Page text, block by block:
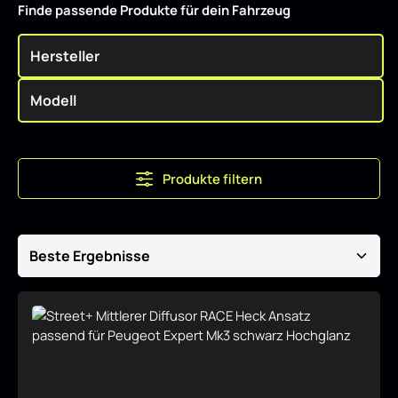
Finde passende Produkte für dein Fahrzeug
Produkte filtern